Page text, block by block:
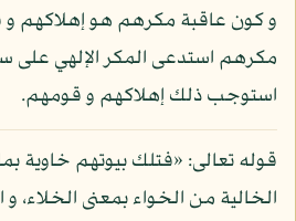
و كون عاقبة مكرهم هو إهلاكهم
مكرهم استدعى المكر الإلهي على
استوجب ذلك إهلاكهم و قومهم.
قوله تعالى: «فتلك بيوتهم خاوية
الخالية من الخواء بمعنى الخلاء، و